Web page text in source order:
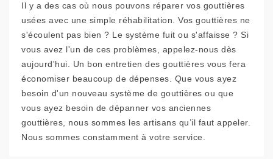
Il y a des cas où nous pouvons réparer vos gouttières
usées avec une simple réhabilitation. Vos gouttières ne
s'écoulent pas bien ? Le système fuit ou s'affaisse ? Si
vous avez l'un de ces problèmes, appelez-nous dès
aujourd'hui. Un bon entretien des gouttières vous fera
économiser beaucoup de dépenses. Que vous ayez
besoin d'un nouveau système de gouttières ou que
vous ayez besoin de dépanner vos anciennes
gouttières, nous sommes les artisans qu’il faut appeler.
Nous sommes constamment à votre service.